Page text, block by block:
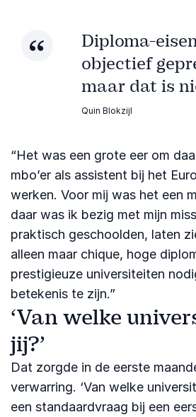
Diploma-
objectief
maar dat is
Quin Blokzijl
“Het was een grote eer om
mbo’er als assistent bij het
werken. Voor mij was het een
daar was ik bezig met mijn
praktisch geschoolden, laten
alleen maar chique, hoge
prestigieuze universiteiten
betekenis te zijn.”
‘Van welke
jij?’
Dat zorgde in de eerste
verwarring. ‘Van welke
een standaardvraag bij een